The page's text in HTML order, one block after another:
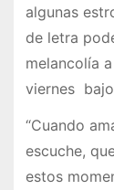
algunas
de letra
melancolía
viernes
“Cuando
escuche,
estos